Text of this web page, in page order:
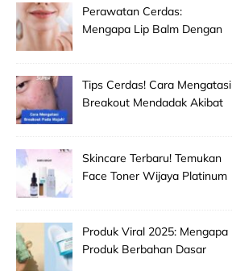
Perawatan Cerdas:
Mengapa Lip Balm Dengan
Kering!
Tips Cerdas! Cara Mengatasi
Breakout Mendadak Akibat
Skincare Terbaru! Temukan
Face Toner Wijaya Platinum
Efektif!
Produk Viral 2025: Mengapa
Produk Berbahan Dasar